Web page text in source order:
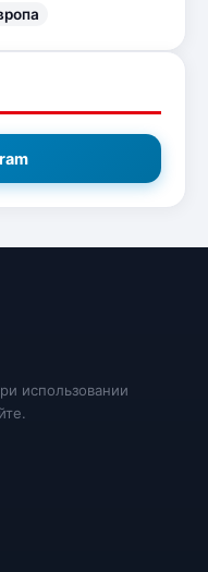
использовании